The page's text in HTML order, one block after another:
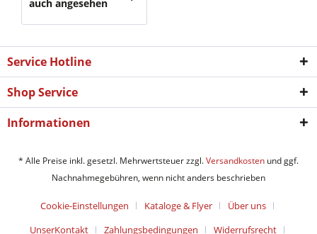
auch angesehen
Service Hotline
Shop Service
Informationen
* Alle Preise inkl. gesetzl. Mehrwertsteuer zzgl.Versandkosten und ggf.
Nachnahmegebühren, wenn nicht anders beschrieben
Cookie-Einstellungen Kataloge & Flyer
Über uns
UnserKontakt
Zahlungsbedingungen Widerrufsrecht